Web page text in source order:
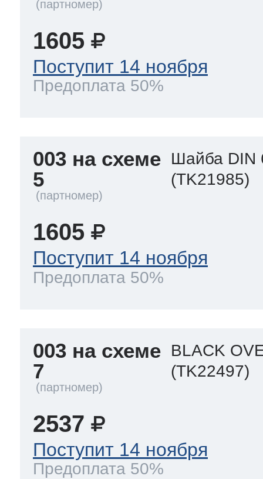
1605
Поступит 14 ноября
Предоплата 50%
003 на схеме
5
Шайба DIN
(TK21985)
1605
Поступит 14 ноября
Предоплата 50%
003 на схеме
7
BLACK
(TK22497)
2537
Поступит 14 ноября
Предоплата 50%